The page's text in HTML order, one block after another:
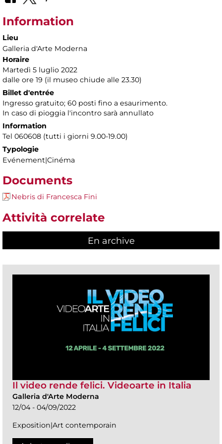
Information
Lieu
Galleria d'Arte Moderna
Horaire
Martedì 5 luglio 2022
dalle ore 19 (il museo chiude alle 23.30)
Billet d'entrée
Ingresso gratuito; 60 posti fino a esaurimento.
In caso di pioggia l'incontro sarà annullato
Information
Tel 060608 (tutti i giorni 9.00-19.00)
Typologie
Evénement|Cinéma
Documents
Nebris di Francesca Fini
Attività correlate
En archive
Il video rende felici. Videoarte in Italia
Galleria d'Arte Moderna
12/04 - 04/09/2022
Exposition|Art contemporain